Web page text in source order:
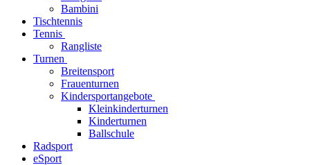
Bambini
Tischtennis
Tennis
Rangliste
Turnen
Breitensport
Frauenturnen
Kindersportangebote
Kleinkinderturnen
Kinderturnen
Ballschule
Radsport
eSport